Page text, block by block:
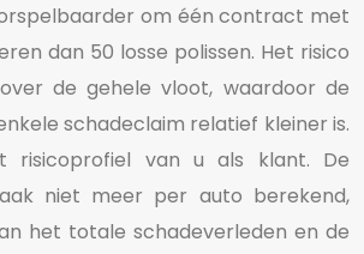
om één contract met
dan 50 losse polissen. Het risico
de gehele vloot, waardoor de
schadeclaim relatief kleiner is.
risicoprofiel van u als klant. De
niet meer per auto berekend,
het totale schadeverleden en de